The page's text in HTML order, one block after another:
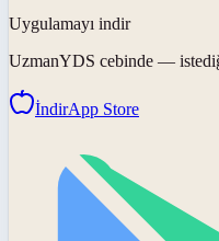
Uygulamayı indir
UzmanYDS cebinde —
İndirApp Store